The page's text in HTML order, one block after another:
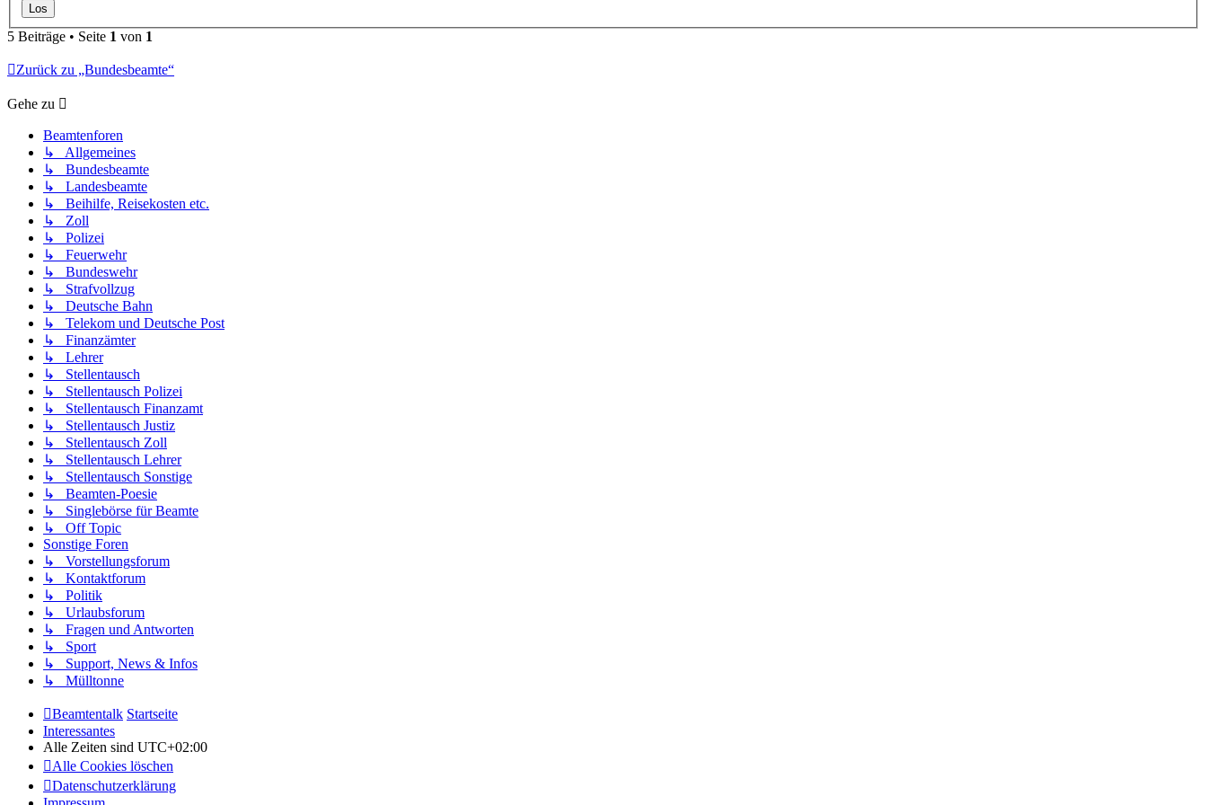
5 Beiträge • Seite 1 von 1
Zurück zu „Bundesbeamte“
Gehe zu
Beamtenforen
↳ Allgemeines
↳ Bundesbeamte
↳ Landesbeamte
↳ Beihilfe, Reisekosten etc.
↳ Zoll
↳ Polizei
↳ Feuerwehr
↳ Bundeswehr
↳ Strafvollzug
↳ Deutsche Bahn
↳ Telekom und Deutsche Post
↳ Finanzämter
↳ Lehrer
↳ Stellentausch
↳ Stellentausch Polizei
↳ Stellentausch Finanzamt
↳ Stellentausch Justiz
↳ Stellentausch Zoll
↳ Stellentausch Lehrer
↳ Stellentausch Sonstige
↳ Beamten-Poesie
↳ Singlebörse für Beamte
↳ Off Topic
Sonstige Foren
↳ Vorstellungsforum
↳ Kontaktforum
↳ Politik
↳ Urlaubsforum
↳ Fragen und Antworten
↳ Sport
↳ Support, News & Infos
↳ Mülltonne
Beamtentalk Startseite
Interessantes
Alle Zeiten sind UTC+02:00
Alle Cookies löschen
Datenschutzerklärung